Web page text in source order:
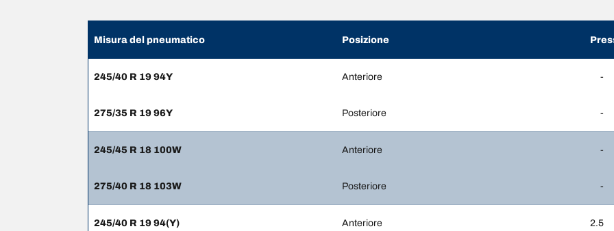
Misura del pneumatico Posizione
245/40 R 19 94Y Anteriore -
275/35 R 19 96Y Posteriore -
245/45 R 18 100W Anteriore -
275/40 R 18 103W Posteriore -
245/40 R 19 94(Y) Anteriore 2.5